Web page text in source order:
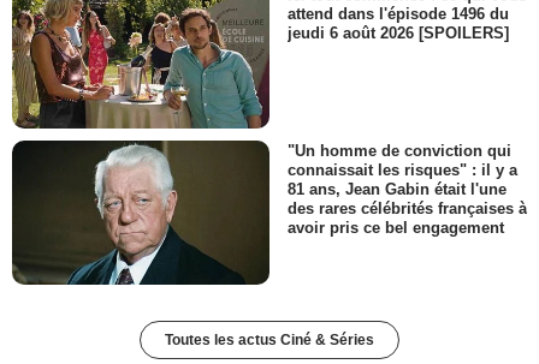
attend dans l'épisode 1496 du
jeudi 6 août 2026 [SPOILERS]
"Un homme de conviction qui
connaissait les risques" : il y a
81 ans, Jean Gabin était l'une
des rares célébrités françaises à
avoir pris ce bel engagement
Toutes les actus Ciné & Séries